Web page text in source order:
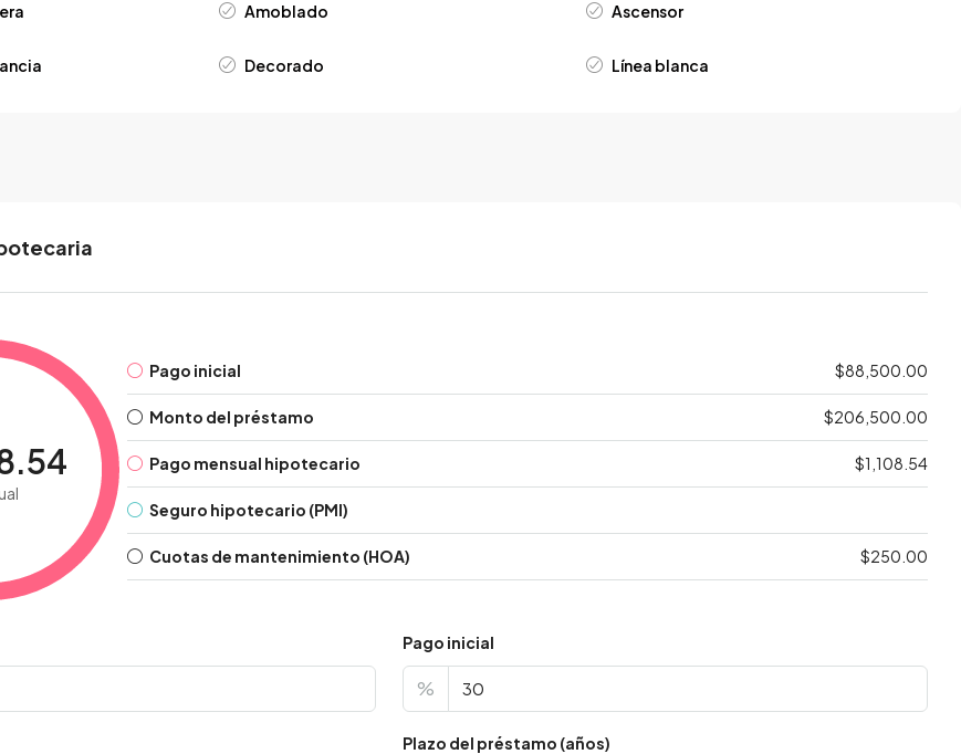
Amoblado Ascensor
Decorado Línea blanca
Pago inicial $88,500.00
Monto del préstamo $206,500.00
Pago mensual hipotecario $1,108.54
Seguro hipotecario (PMI)
Cuotas de mantenimiento (HOA) $250.00
Pago inicial
%
Plazo del préstamo (años)